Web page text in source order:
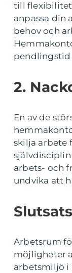
till flexibilitet
anpassa din
behov och
pendlingstid
2.
En av de
skilja arbete
arbets- och
undvika att
Arbetsrum
möjligheter
arbetsmiljö i